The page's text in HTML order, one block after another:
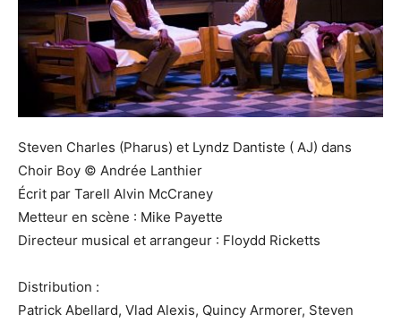
Steven Charles (Pharus) et Lyndz Dantiste ( AJ) dans
Choir Boy © Andrée Lanthier
Écrit par Tarell Alvin McCraney
Metteur en scène : Mike Payette
Directeur musical et arrangeur : Floydd Ricketts
Distribution :
Patrick Abellard, Vlad Alexis, Quincy Armorer, Steven